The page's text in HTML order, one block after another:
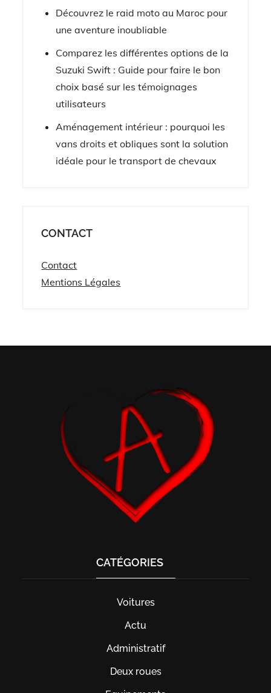
Découvrez le raid moto au Maroc pour
une aventure inoubliable
Comparez les différentes options de la
Suzuki Swift : Guide pour faire le bon
choix basé sur les témoignages
utilisateurs
Aménagement intérieur : pourquoi les
vans droits et obliques sont la solution
idéale pour le transport de chevaux
CONTACT
Contact
Mentions Légales
CATÉGORIES
Voitures
Actu
Administratif
Deux roues